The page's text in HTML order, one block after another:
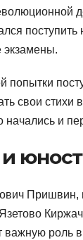
поступить
экзамены.
попытки
свои стихи
начались и
Пришвин,
важную роль в